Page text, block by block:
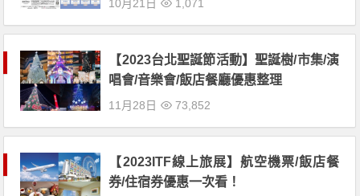
10月21日 1,071
【2023台北聖誕節活動】聖誕樹/市集/演
唱會/音樂會/飯店餐廳優惠整理
11月28日 73,852
【2023ITF線上旅展】航空機票/飯店餐
券/住宿券優惠一次看！